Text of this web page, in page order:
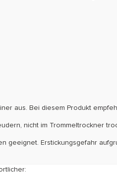
aus. Bei diesem Produkt
nicht im Trommeltrockner
geeignet. Erstickungsgefahr